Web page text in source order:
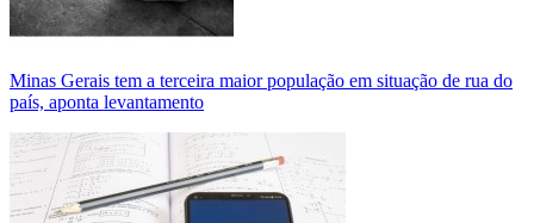
Minas Gerais tem a terceira maior população em situação de rua do
país, aponta levantamento